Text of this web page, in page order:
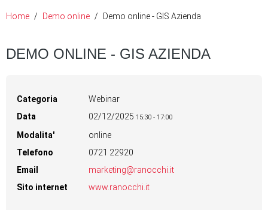
Home Demo online Demo online - GIS Azienda
DEMO ONLINE - GIS AZIENDA
Categoria
Webinar
Data
02/12/2025 15:30 - 17:00
Modalita'
online
Telefono
0721 22920
Email
marketing@ranocchi.it
Sito internet
www.ranocchi.it